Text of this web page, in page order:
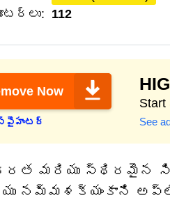
112
Now
See
మరియు స్థిరమైన
నమ్మశక్యంకాని